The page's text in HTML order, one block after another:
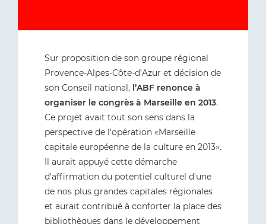
Sur proposition de son groupe régional
Provence-Alpes-Côte-d’Azur et décision de
son Conseil national, l’ABF renonce à
organiser le congrès à Marseille en 2013.
Ce projet avait tout son sens dans la
perspective de l'opération «Marseille
capitale européenne de la culture en 2013».
Il aurait appuyé cette démarche
d'affirmation du potentiel culturel d'une
de nos plus grandes capitales régionales
et aurait contribué à conforter la place des
bibliothèques dans le développement